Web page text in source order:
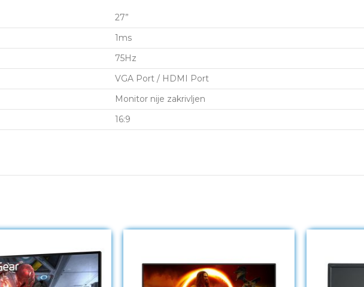
27”
1ms
75Hz
VGA Port / HDMI Port
Monitor nije zakrivljen
16:9